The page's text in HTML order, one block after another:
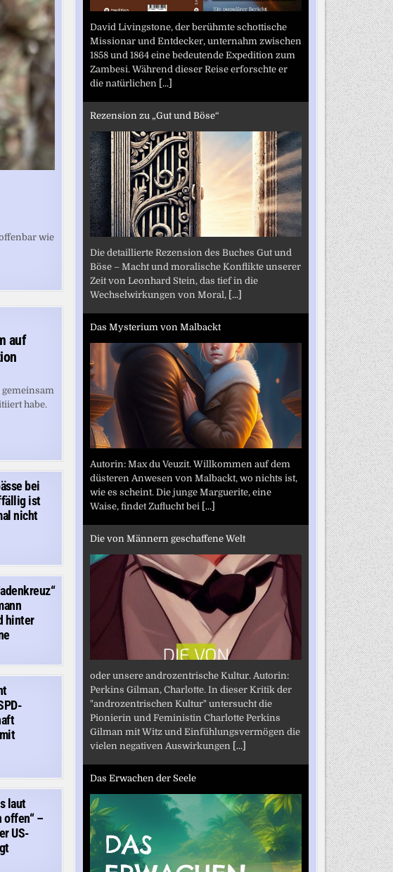
wie
auf
habe.
bei
ist
nicht
hinter
laut
offen“ –
US-
David Livingstone, der berühmte schottische
Missionar und Entdecker, unternahm zwischen
1858 und 1864 eine bedeutende Expedition zum
Zambesi. Während dieser Reise erforschte er
die natürlichen [...]
Rezension zu „Gut und Böse“
Die detaillierte Rezension des Buches Gut und
Böse – Macht und moralische Konflikte unserer
Zeit von Leonhard Stein, das tief in die
Wechselwirkungen von Moral, [...]
Das Mysterium von Malbackt
Autorin: Max du Veuzit. Willkommen auf dem
düsteren Anwesen von Malbackt, wo nichts ist,
wie es scheint. Die junge Marguerite, eine
Waise, findet Zuflucht bei [...]
Die von Männern geschaffene Welt
oder unsere androzentrische Kultur. Autorin:
Perkins Gilman, Charlotte. In dieser Kritik der
"androzentrischen Kultur" untersucht die
Pionierin und Feministin Charlotte Perkins
Gilman mit Witz und Einfühlungsvermögen die
vielen negativen Auswirkungen [...]
Das Erwachen der Seele